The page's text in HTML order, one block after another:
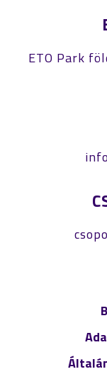
ETO Park